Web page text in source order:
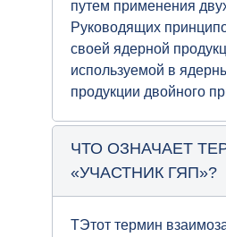
путем применения
Руководящих
своей ядерной
используемой в
продукции двойного
ЧТО ОЗНАЧАЕТ
«УЧАСТНИК ГЯП»?
TЭтот термин